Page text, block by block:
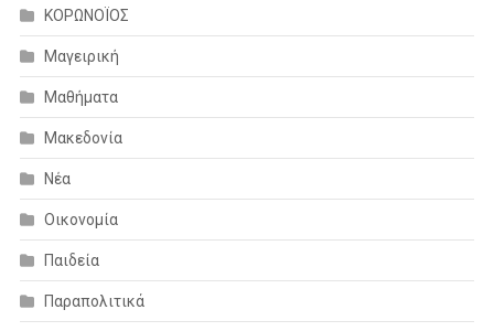
ΚΟΡΩΝΟΪΟΣ
Μαγειρική
Μαθήματα
Μακεδονία
Νέα
Οικονομία
Παιδεία
Παραπολιτικά